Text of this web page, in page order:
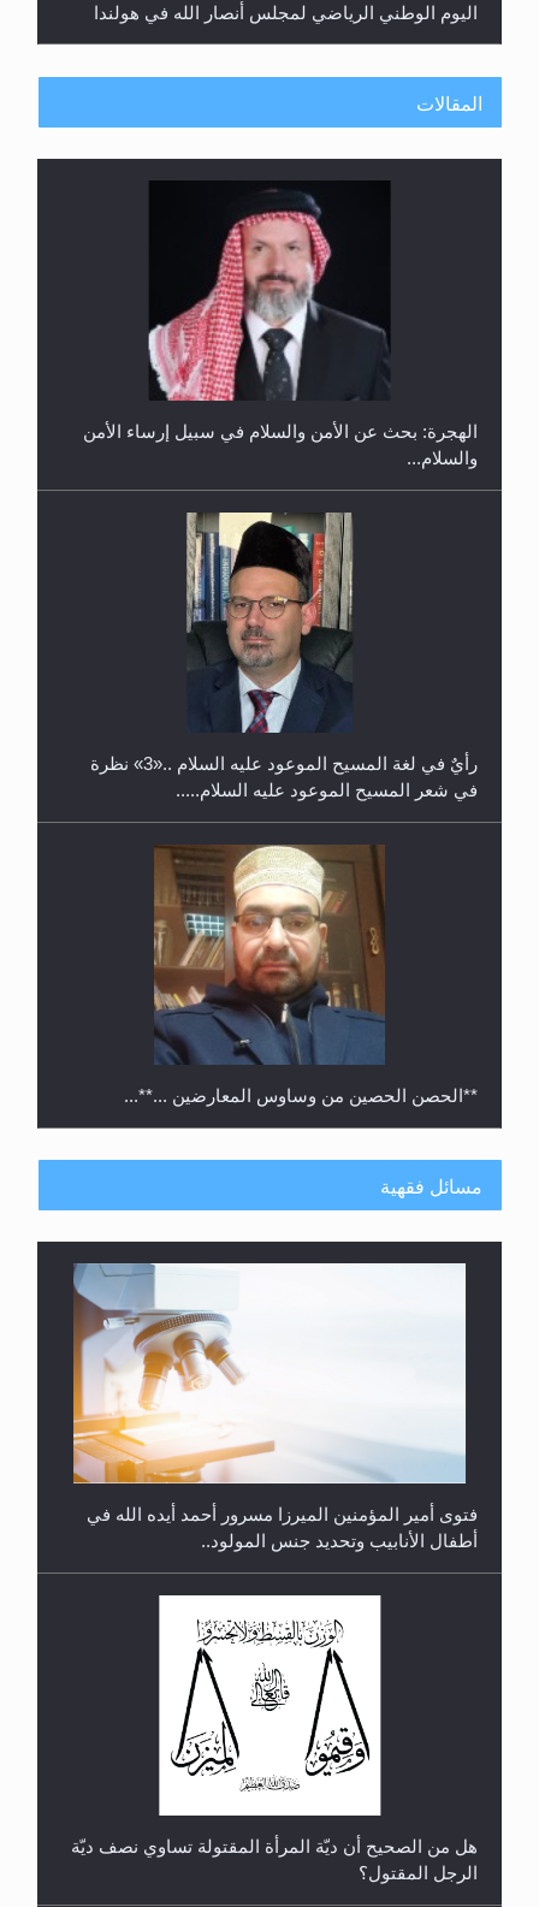
اليوم الوطني الرياضي لمجلس أنصار الله في هولندا
إتمام حفظ القرآن الكريم لثلاثة طلاب من مدرسة الحفظ
حفل توزيع الشهادات في الجامعة الأحمدية بنيجيريا لعام
المقالات
الهجرة: بحث عن الأمن والسلام في سبيل إرساء الأمن
والسلام...
رأيٌ في لغة المسيح الموعود عليه السلام ..«3» نظرة
في شعر المسيح الموعود عليه السلام.....
**الحصن الحصين من وساوس المعارضين ...**...
رأيٌ في لغة المسيح الموعود عليه السلام.. 4...
مسائل فقهية
فتوى أمير المؤمنين الميرزا مسرور أحمد أيده الله في
أطفال الأنابيب وتحديد جنس المولود..
هل من الصحيح أن ديّة المرأة المقتولة تساوي نصف ديّة
الرجل المقتول؟